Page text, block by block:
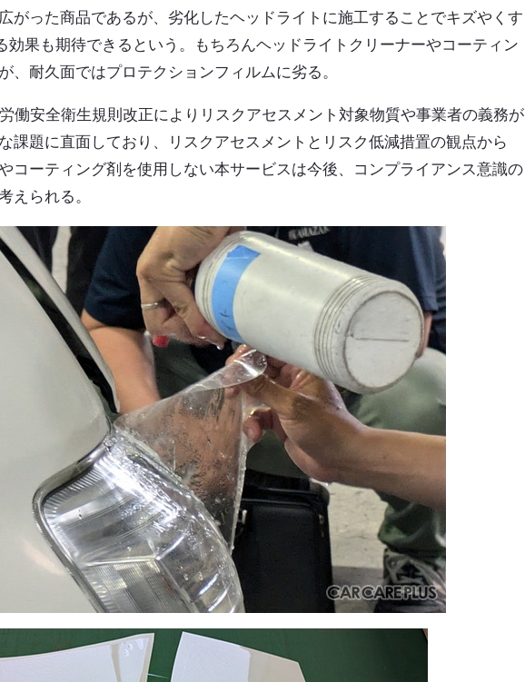
がった商品であるが、劣化したヘッドライトに施工することでキズやくす
効果も期待できるという。もちろんヘッドライトクリーナーやコーティン
、耐久面ではプロテクションフィルムに劣る。
働安全衛生規則改正によりリスクアセスメント対象物質や事業者の義務が
課題に直面しており、リスクアセスメントとリスク低減措置の観点から
コーティング剤を使用しない本サービスは今後、コンプライアンス意識の
えられる。